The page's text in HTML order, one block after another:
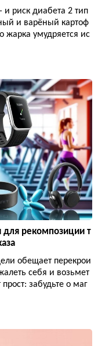
риск диабета 2 тип
и варёный картоф
жарка умудряется ис
для рекомпозиции т
обещает перекрои
себя и возьмет
прост: забудьте о маг